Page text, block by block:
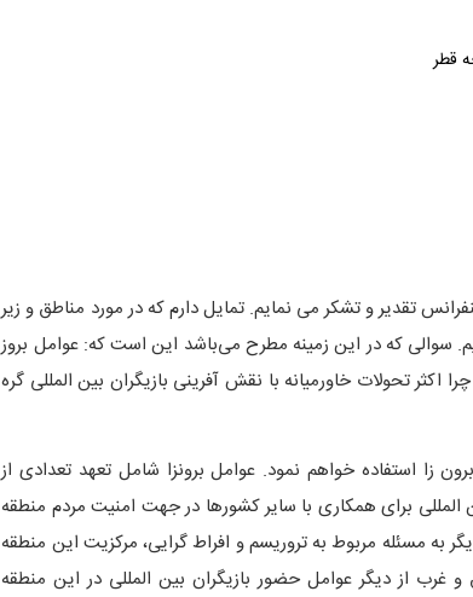
قطر
تقدیر و تشکر می نمایم. تمایل دارم که در مورد مناطق و زیر
سوالی که در این زمینه مطرح می‌باشد این است که: عوامل بروز
تحولات خاورمیانه با نقش آفرینی بازیگران بین المللی گره
زا استفاده خواهم نمود. عوامل برونزا شامل تعهد تعدادی از
المللی برای همکاری با سایر کشورها در جهت امنیت مردم منطقه
به مسئله مربوط به تروریسم و افراط گرایی، مرکزیت این منطقه
غرب از دیگر عوامل حضور بازیگران بین المللی در این منطقه